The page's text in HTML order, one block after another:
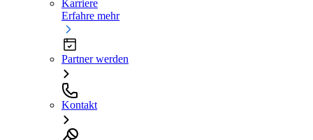
Karriere
Erfahre mehr
Partner werden
Kontakt